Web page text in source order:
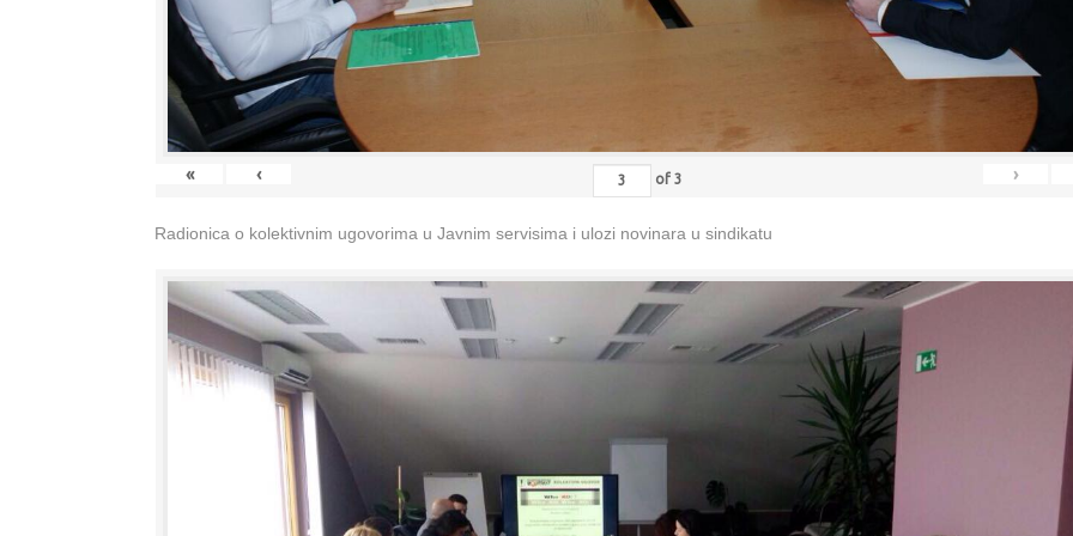
« ‹ of 3 ›
Radionica o kolektivnim ugovorima u Javnim servisima i ulozi novinara u sindikatu